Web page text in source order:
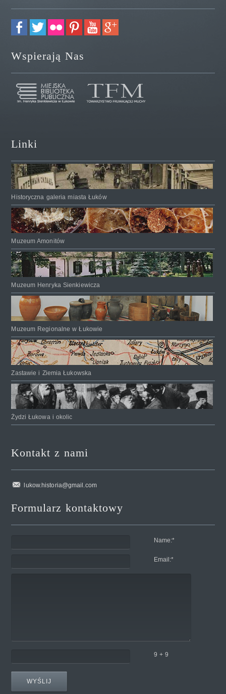
Wspierają Nas
Linki
Historyczna galeria miasta Łuków
Muzeum Amonitów
Muzeum Henryka Sienkiewicza
Muzeum Regionalne w Łukowie
Zastawie i Ziemia Łukowska
Żydzi Łukowa i okolic
Kontakt z nami
lukow.historia@gmail.com
Formularz kontaktowy
Name:*
Email:*
9 + 9